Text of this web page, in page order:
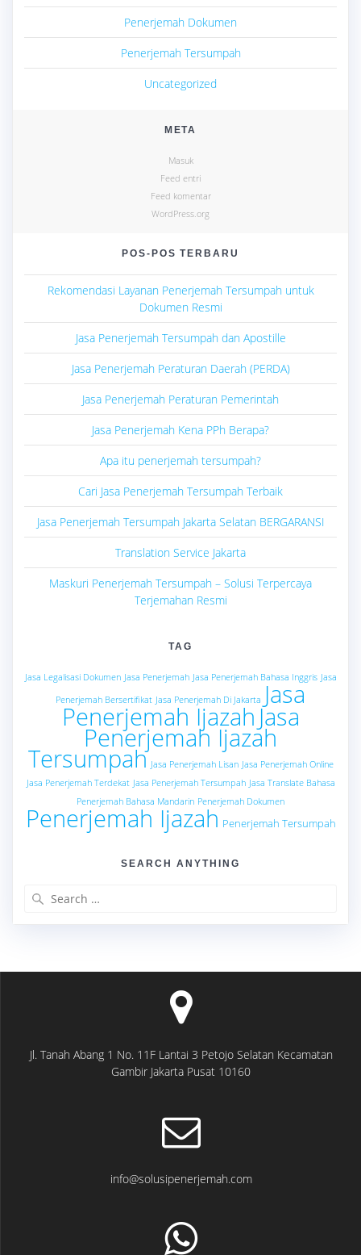
Penerjemah Dokumen
Penerjemah Tersumpah
Uncategorized
META
Masuk
Feed entri
Feed komentar
WordPress.org
POS-POS TERBARU
Rekomendasi Layanan Penerjemah Tersumpah untuk
Dokumen Resmi
Jasa Penerjemah Tersumpah dan Apostille
Jasa Penerjemah Peraturan Daerah (PERDA)
Jasa Penerjemah Peraturan Pemerintah
Jasa Penerjemah Kena PPh Berapa?
Apa itu penerjemah tersumpah?
Cari Jasa Penerjemah Tersumpah Terbaik
Jasa Penerjemah Tersumpah Jakarta Selatan BERGARANSI
Translation Service Jakarta
Maskuri Penerjemah Tersumpah – Solusi Terpercaya
Terjemahan Resmi
TAG
Jasa Legalisasi Dokumen Jasa Penerjemah Jasa Penerjemah Bahasa Inggris Jasa
Penerjemah Bersertifikat Jasa Penerjemah Di Jakarta Jasa
Penerjemah Ijazah Jasa
Penerjemah Ijazah
Tersumpah Jasa Penerjemah Lisan Jasa Penerjemah Online
Jasa Penerjemah Terdekat Jasa Penerjemah Tersumpah Jasa Translate Bahasa
Penerjemah Bahasa Mandarin Penerjemah Dokumen
Penerjemah Ijazah Penerjemah Tersumpah
SEARCH ANYTHING
Jl. Tanah Abang 1 No. 11F Lantai 3 Petojo Selatan Kecamatan
Gambir Jakarta Pusat 10160
info@solusipenerjemah.com